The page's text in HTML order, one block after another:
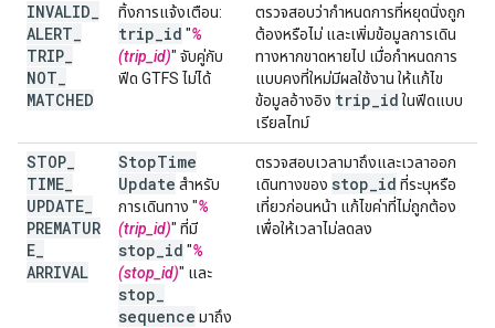
INVALID
ALERT
TRIP
NOT
MATCHED
ทิ้งการแจ้งเตือน:
trip id "%
(trip_id)" จับคู่กับ
ฟีด GTFS ไม่ได้
ตรวจสอบว่ากำหนดการที่หยุดนิ่งถูก
ต้องหรือไม่ และเพิ่มข้อมูลการเดิน
ทางหากขาดหายไป เมื่อกำหนดการ
แบบคงที่ใหม่มีผลใช้งาน ให้แก้ไข
ข้อมูลอ้างอิง trip id ในฟีดแบบ
เรียลไทม์
STOP
TIME
UPDATE
PREMATUR
E
ARRIVAL
StopTime
Update สำหรับ
การเดินทาง "%
(trip_id)" ที่มี
stop id "%
(stop_id)" และ
stop
sequence มาถึง
ตรวจสอบเวลามาถึงและเวลาออก
เดินทางของ stop id ที่ระบุหรือ
เที่ยวก่อนหน้า แก้ไขค่าที่ไม่ถูกต้อง
เพื่อให้เวลาไม่ลดลง